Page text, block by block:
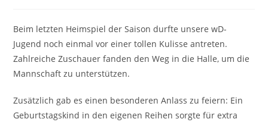
Beim letzten Heimspiel der Saison durfte unsere wD-
Jugend noch einmal vor einer tollen Kulisse antreten.
Zahlreiche Zuschauer fanden den Weg in die Halle, um die
Mannschaft zu unterstützen.
Zusätzlich gab es einen besonderen Anlass zu feiern: Ein
Geburtstagskind in den eigenen Reihen sorgte für extra